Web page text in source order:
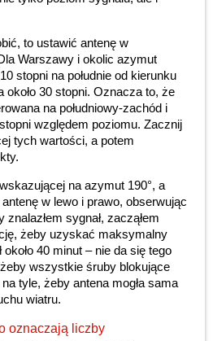
to ustawić antenę w
Warszawy i okolic azymut
stopni na południe od kierunku
około 30 stopni. Oznacza to, że
na południowy-zachód i
względem poziomu. Zacznij
tych wartości, a potem
na azymut 190°, a
w lewo i prawo, obserwując
sygnał, zacząłem
żeby uzyskać maksymalny
40 minut – nie da się tego
wszystkie śruby blokujące
tyle, żeby antena mogła sama
wiatru.
oznaczają liczby